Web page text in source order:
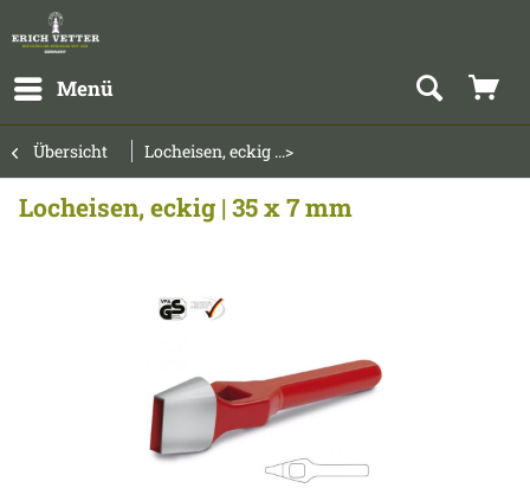
Menü
Übersicht Locheisen, eckig ...>
Locheisen, eckig | 35 x 7 mm